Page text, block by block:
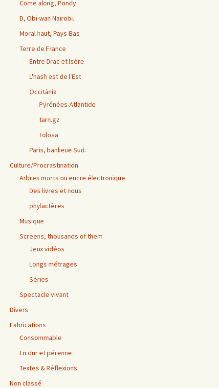
Come along, Pondy.
D, Obi-wan Nairobi.
Moral haut, Pays-Bas
Terre de France
Entre Drac et Isère
L'hash est de l'Est
Occitània
Pyrénées-Atlantide
tarn.gz
Tolosa
Paris, banlieue Sud.
Culture/Procrastination
Arbres morts ou encre électronique
Des livres et nous
phylactères
Musique
Screens, thousands of them
Jeux vidéos
Longs métrages
Séries
Spectacle vivant
Divers
Fabrications
Consommable
En dur et pérenne
Textes & Réflexions
Non classé